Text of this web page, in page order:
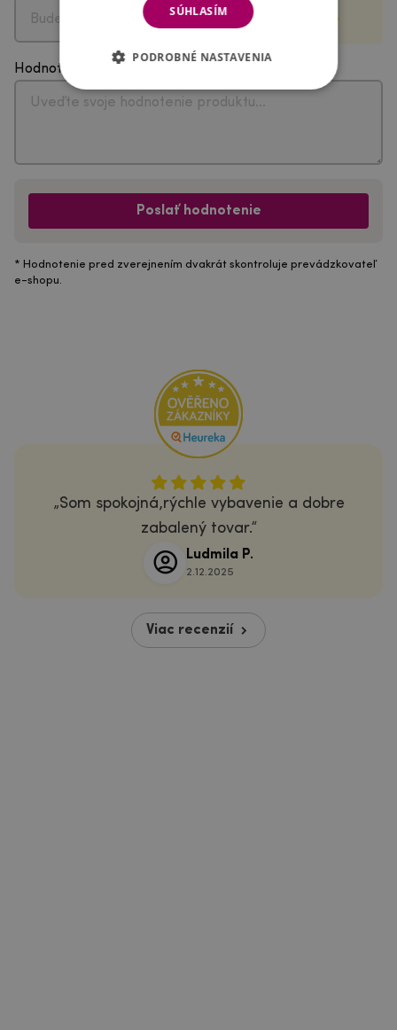
Hodnotenie
Poslať hodnotenie
* Hodnotenie pred zverejnením dvakrát skontroluje prevádzkovateľ
e-shopu.
Som spokojná,rýchle vybavenie a dobre
zabalený tovar.
Ludmila P.
2.12.2025
Viac recenzií
SÚHLASÍM
PODROBNÉ NASTAVENIA